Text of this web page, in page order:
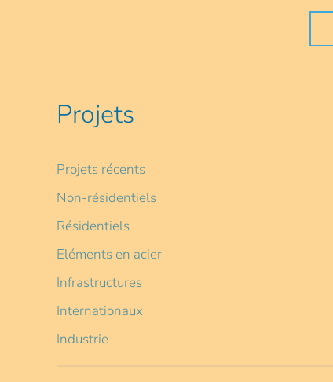
Projets
Projets récents
Non-résidentiels
Résidentiels
Eléments en acier
Infrastructures
Internationaux
Industrie